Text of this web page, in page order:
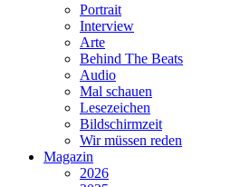
Portrait
Interview
Arte
Behind The Beats
Audio
Mal schauen
Lesezeichen
Bildschirmzeit
Wir müssen reden
Magazin
2026